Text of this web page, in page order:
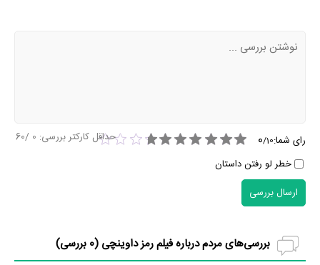
رای شما: 0/10
خطر لو رفتن داستان
حداقل کارکتر بررسی: 0
/60
ارسال بررسی
بررسی‌های مردم درباره فیلم رمز داوینچی (0 بررسی)